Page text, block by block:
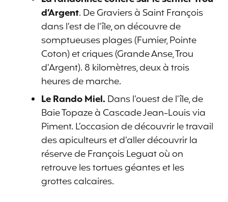
d’Argent. De Graviers à Saint François
dans l’est de l’île, on découvre de
somptueuses plages (Fumier, Pointe
Coton) et criques (Grande Anse, Trou
d’Argent). 8 kilomètres, deux à trois
heures de marche.
Le Rando Miel. Dans l’ouest de l’île, de
Baie Topaze à Cascade Jean-Louis via
Piment. L’occasion de découvrir le travail
des apiculteurs et d’aller découvrir la
réserve de François Leguat où on
retrouve les tortues géantes et les
grottes calcaires.